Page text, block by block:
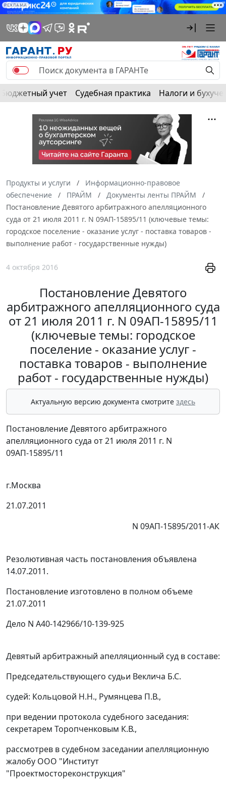
РЕКЛАМА
Бюджетный учет Судебная практика Налоги и
Продукты и услуги
Информационно-правовое
обеспечение
ПРАЙМ
Документы ленты ПРАЙМ
Постановление Девятого арбитражного апелляционного
суда от 21 июля 2011 г. N 09АП-15895/11 (ключевые темы:
городское поселение - оказание услуг - поставка товаров -
выполнение работ - государственные нужды)
4 октября 2016
Постановление Девятого
арбитражного апелляционного суда
от 21 июля 2011 г. N 09АП-15895/11
(ключевые темы: городское
поселение - оказание услуг -
поставка товаров - выполнение
работ - государственные нужды)
Актуальную версию документа смотрите здесь
Постановление Девятого арбитражного
апелляционного суда от 21 июля 2011 г. N
09АП-15895/11
г.Москва
21.07.2011
N 09АП-15895/2011-АК
Резолютивная часть постановления объявлена
14.07.2011.
Постановление изготовлено в полном объеме
21.07.2011
Дело N А40-142966/10-139-925
Девятый арбитражный апелляционный суд в составе:
Председательствующего судьи Веклича Б.С.
судей: Кольцовой Н.Н., Румянцева П.В.,
при ведении протокола судебного заседания:
секретарем Торопченковым К.В.,
рассмотрев в судебном заседании апелляционную
жалобу ООО "Институт
"Проектмостореконструкция"